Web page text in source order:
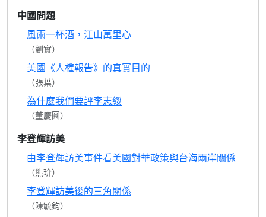
中國問題
風雨一杯酒，江山萬里心
（劉實）
美國《人權報告》的真實目的
（張葉）
為什麼我們要評李志綏
（董慶圓）
李登輝訪美
由李登輝訪美事件看美國對華政策與台海兩岸關係
（熊玠）
李登輝訪美後的三角關係
（陳毓鈞）